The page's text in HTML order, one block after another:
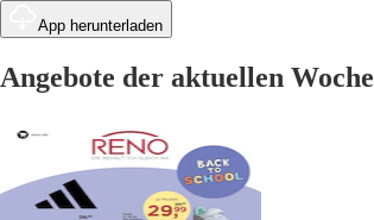
App herunterladen
Angebote der aktuellen Woche